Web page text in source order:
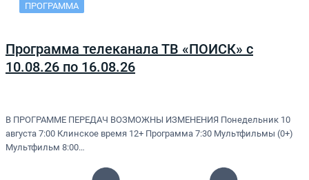
ПРОГРАММА
Программа телеканала ТВ «ПОИСК» с
10.08.26 по 16.08.26
В ПРОГРАММЕ ПЕРЕДАЧ ВОЗМОЖНЫ ИЗМЕНЕНИЯ Понедельник 10
августа 7:00 Клинское время 12+ Программа 7:30 Мультфильмы (0+)
Мультфильм 8:00…